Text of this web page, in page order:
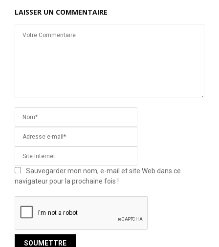
LAISSER UN COMMENTAIRE
Sauvegarder mon nom, e-mail et site Web dans ce
navigateur pour la prochaine fois !